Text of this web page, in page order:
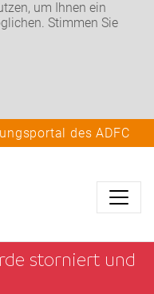
um Ihnen ein
Stimmen Sie
des ADFC
storniert und